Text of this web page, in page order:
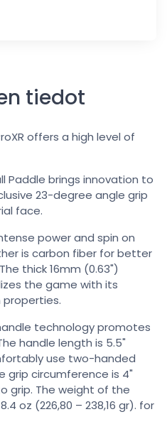
tiedot
offers a high level of
Paddle brings innovation to
23-degree angle grip
face.
power and spin on
is carbon fiber for better
thick 16mm (0.63")
the game with its
technology promotes
handle length is 5.5"
use two-handed
grip circumference is 4"
grip. The weight of the
oz (226,80 – 238,16 gr). for